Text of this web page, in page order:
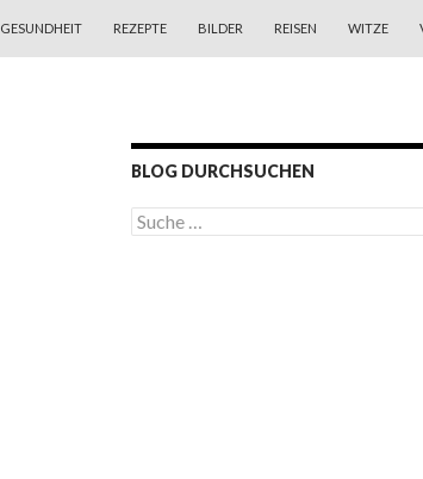
GESUNDHEIT REZEPTE BILDER REISEN WITZE
BLOG DURCHSUCHEN
S
u